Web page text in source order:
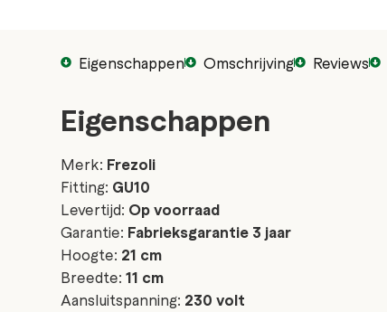
Eigenschappen Omschrijving Reviews
Eigenschappen
Merk: Frezoli
Fitting: GU10
Levertijd: Op voorraad
Garantie: Fabrieksgarantie 3 jaar
Hoogte: 21 cm
Breedte:11 cm
Aansluitspanning: 230 volt